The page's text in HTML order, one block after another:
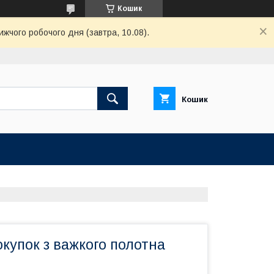
Кошик
робочого дня (завтра, 10.08).
Кошик
з важкого полотна